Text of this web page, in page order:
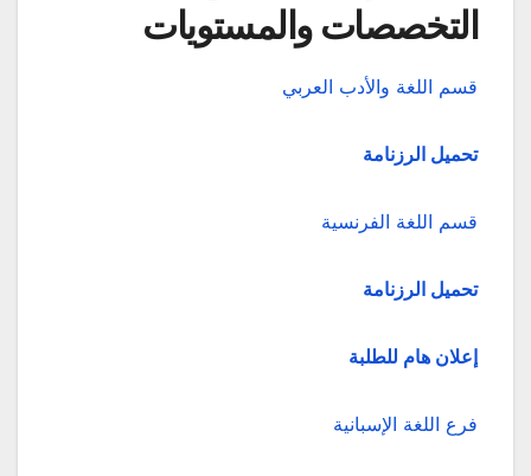
التخصصات والمستويات
قسم اللغة والأدب العربي
تحميل الرزنامة
قسم اللغة الفرنسية
تحميل الرزنامة
إعلان هام للطلبة
فرع اللغة الإسبانية